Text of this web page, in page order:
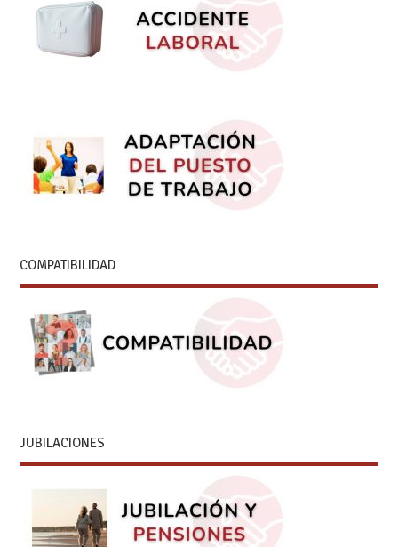
COMPATIBILIDAD
JUBILACIONES